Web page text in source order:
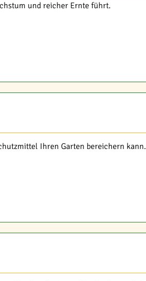
und reicher Ernte führt.
Ihren Garten bereichern kann.